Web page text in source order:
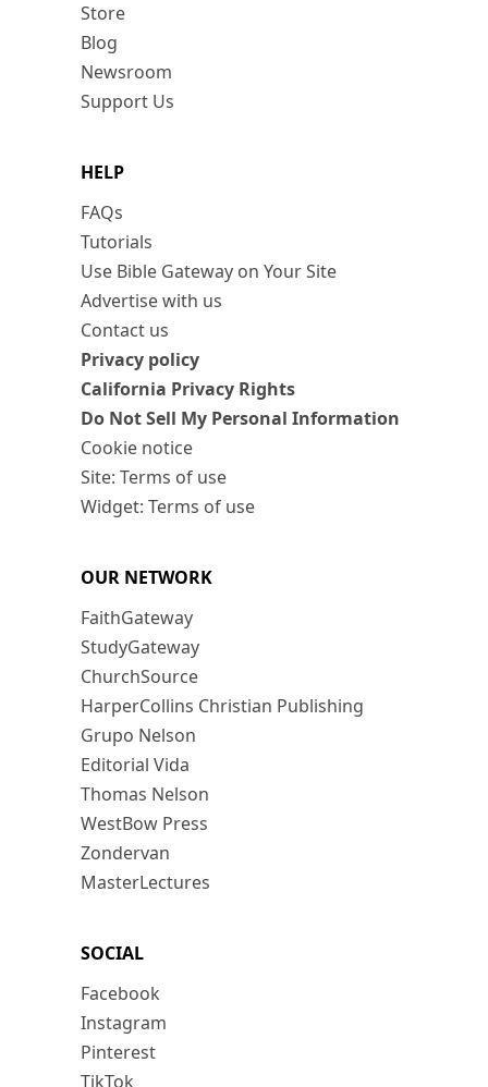
Store
Blog
Newsroom
Support Us
HELP
FAQs
Tutorials
Use Bible Gateway on Your Site
Advertise with us
Contact us
Privacy policy
California Privacy Rights
Do Not Sell My Personal Information
Cookie notice
Site: Terms of use
Widget: Terms of use
OUR NETWORK
FaithGateway
StudyGateway
ChurchSource
HarperCollins Christian Publishing
Grupo Nelson
Editorial Vida
Thomas Nelson
WestBow Press
Zondervan
MasterLectures
SOCIAL
Facebook
Instagram
Pinterest
TikTok